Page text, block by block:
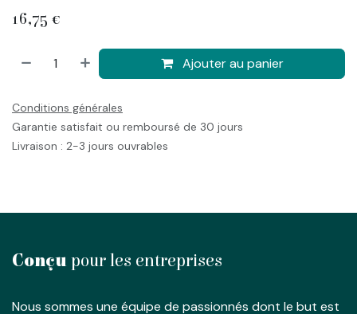
16,75 €
Ajouter au panier
Conditions générales
Garantie satisfait ou remboursé de 30 jours
Livraison : 2-3 jours ouvrables
Conçu pour les entreprises
Nous sommes une équipe de passionnés dont le but est